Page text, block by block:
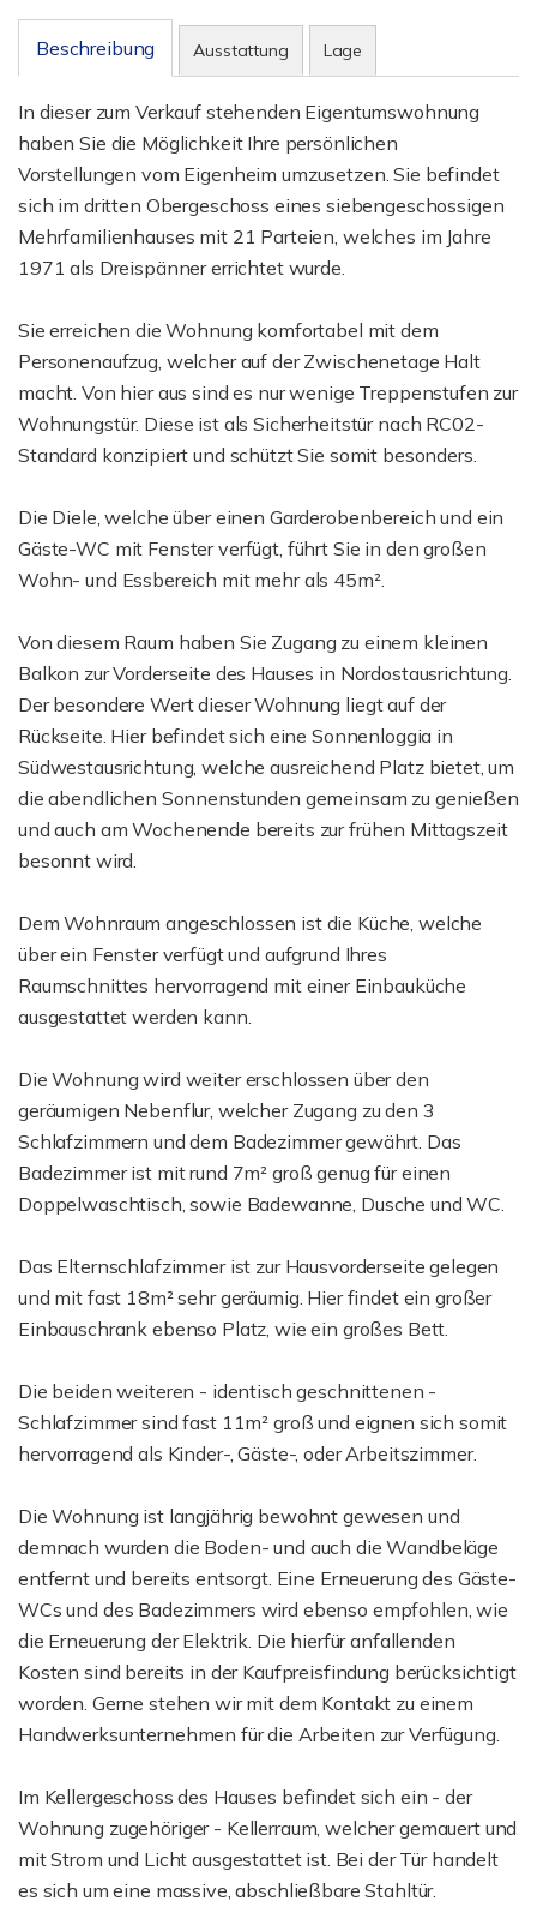
Beschreibung Ausstattung Lage
In dieser zum Verkauf stehenden Eigentumswohnung
haben Sie die Möglichkeit Ihre persönlichen
Vorstellungen vom Eigenheim umzusetzen. Sie befindet
sich im dritten Obergeschoss eines siebengeschossigen
Mehrfamilienhauses mit 21 Parteien, welches im Jahre
1971 als Dreispänner errichtet wurde.
Sie erreichen die Wohnung komfortabel mit dem
Personenaufzug, welcher auf der Zwischenetage Halt
macht. Von hier aus sind es nur wenige Treppenstufen zur
Wohnungstür. Diese ist als Sicherheitstür nach RC02-
Standard konzipiert und schützt Sie somit besonders.
Die Diele, welche über einen Garderobenbereich und ein
Gäste-WC mit Fenster verfügt, führt Sie in den großen
Wohn- und Essbereich mit mehr als 45m².
Von diesem Raum haben Sie Zugang zu einem kleinen
Balkon zur Vorderseite des Hauses in Nordostausrichtung.
Der besondere Wert dieser Wohnung liegt auf der
Rückseite. Hier befindet sich eine Sonnenloggia in
Südwestausrichtung, welche ausreichend Platz bietet, um
die abendlichen Sonnenstunden gemeinsam zu genießen
und auch am Wochenende bereits zur frühen Mittagszeit
besonnt wird.
Dem Wohnraum angeschlossen ist die Küche, welche
über ein Fenster verfügt und aufgrund Ihres
Raumschnittes hervorragend mit einer Einbauküche
ausgestattet werden kann.
Die Wohnung wird weiter erschlossen über den
geräumigen Nebenflur, welcher Zugang zu den 3
Schlafzimmern und dem Badezimmer gewährt. Das
Badezimmer ist mit rund 7m² groß genug für einen
Doppelwaschtisch, sowie Badewanne, Dusche und WC.
Das Elternschlafzimmer ist zur Hausvorderseite gelegen
und mit fast 18m² sehr geräumig. Hier findet ein großer
Einbauschrank ebenso Platz, wie ein großes Bett.
Die beiden weiteren - identisch geschnittenen -
Schlafzimmer sind fast 11m² groß und eignen sich somit
hervorragend als Kinder-, Gäste-, oder Arbeitszimmer.
Die Wohnung ist langjährig bewohnt gewesen und
demnach wurden die Boden- und auch die Wandbeläge
entfernt und bereits entsorgt. Eine Erneuerung des Gäste-
WCs und des Badezimmers wird ebenso empfohlen, wie
die Erneuerung der Elektrik. Die hierfür anfallenden
Kosten sind bereits in der Kaufpreisfindung berücksichtigt
worden. Gerne stehen wir mit dem Kontakt zu einem
Handwerksunternehmen für die Arbeiten zur Verfügung.
Im Kellergeschoss des Hauses befindet sich ein - der
Wohnung zugehöriger - Kellerraum, welcher gemauert und
mit Strom und Licht ausgestattet ist. Bei der Tür handelt
es sich um eine massive, abschließbare Stahltür.